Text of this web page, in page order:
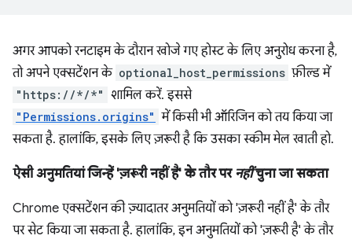
अगर आपको रनटाइम के दौरान खोजे गए होस्ट के लिए अनुरोध करना है,
तो अपने एक्सटेंशन के optional_host_permissions फ़ील्ड में
"https://*/*" शामिल करें. इससे
"Permissions.origins" में किसी भी ऑरिजिन को तय किया जा
सकता है. हालांकि, इसके लिए ज़रूरी है कि उसका स्कीम मेल खाती हो.
ऐसी अनुमतियां जिन्हें 'ज़रूरी नहीं है' के तौर पर नहींचुना जा सकता
Chrome एक्सटेंशन की ज़्यादातर अनुमतियों को 'ज़रूरी नहीं है' के तौर
पर सेट किया जा सकता है. हालांकि, इन अनुमतियों को 'ज़रूरी है' के तौर